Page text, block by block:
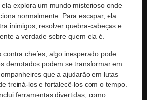
explora um mundo misterioso onde
normalmente. Para escapar, ela
inimigos, resolver quebra-cabeças e
a verdade sobre quem ela é.
contra chefes, algo inesperado pode
derrotados podem se transformar em
que a ajudarão em lutas
treiná-los e fortalecê-los com o tempo.
ferramentas divertidas, como